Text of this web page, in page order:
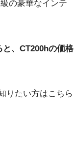
の豪華なインテ
、CT200hの価格
りたい方はこちら